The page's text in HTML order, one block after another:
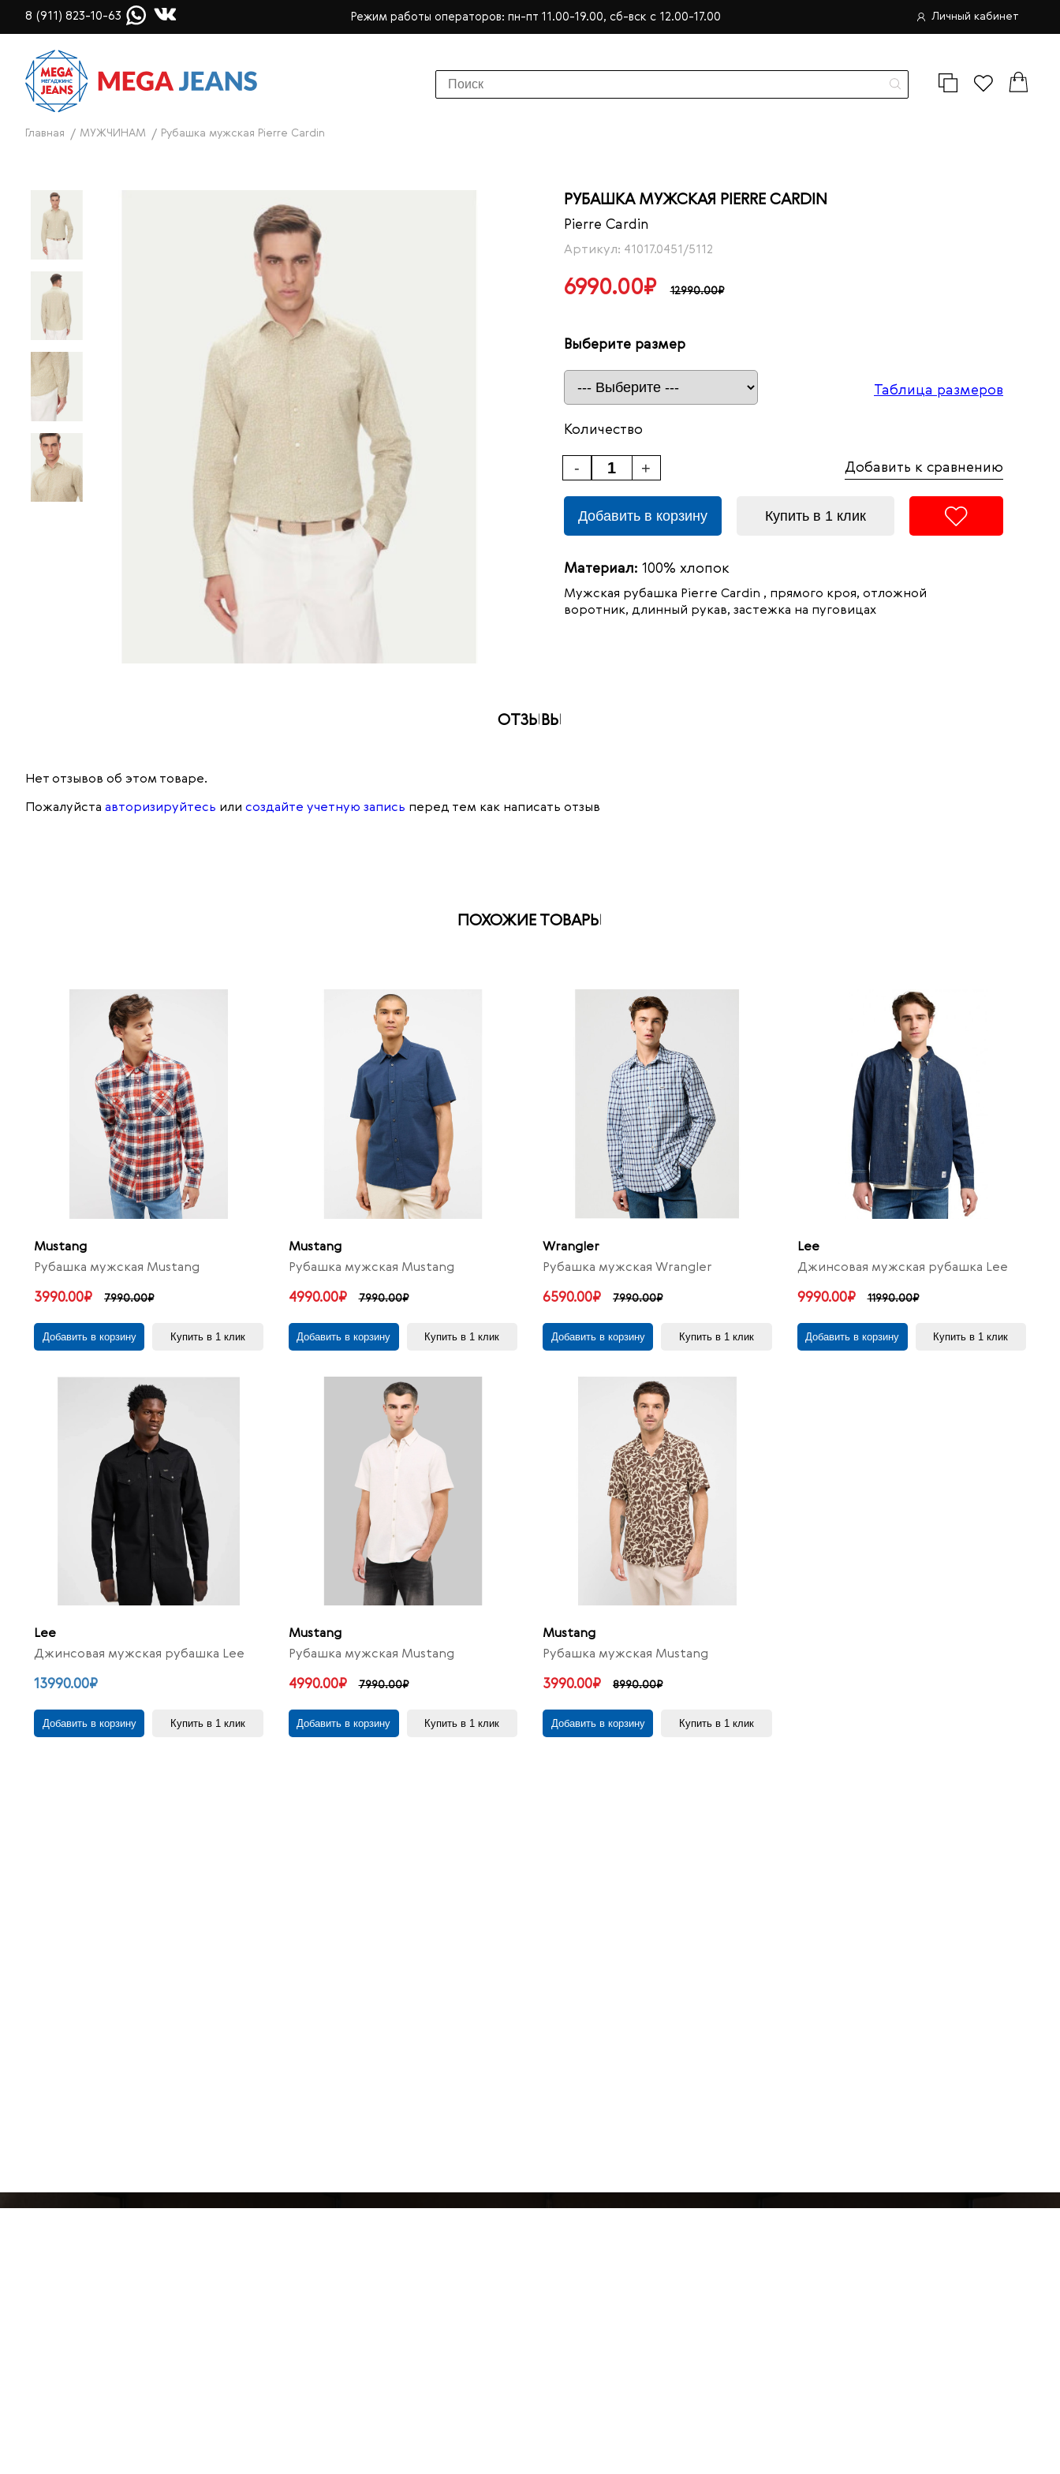
8 (911) 823-10-63 Режим работы операторов: пн-пт 11.00-19.00, сб-вск с 12.00-17.00 Личный кабинет
Главная МУЖЧИНАМ Рубашка мужская Pierre Cardin
РУБАШКА МУЖСКАЯ PIERRE CARDIN
Pierre Cardin
Артикул: 41017.0451/5112
6990.00₽ 12990.00₽
Выберите размер
Таблица размеров
Количество
+
- Добавить к сравнению
Добавить в корзину Купить в 1 клик
Материал: 100% хлопок
Мужская рубашка Pierre Cardin , прямого кроя, отложной
воротник, длинный рукав, застежка на пуговицах
ОТЗЫВЫ
Нет отзывов об этом товаре.
Пожалуйста авторизируйтесь или создайте учетную запись перед тем как написать отзыв
ПОХОЖИЕ ТОВАРЫ
Mustang
Рубашка мужская Mustang
3990.00₽ 7990.00₽
Добавить в корзину Купить в 1 клик
Mustang
Рубашка мужская Mustang
4990.00₽ 7990.00₽
Добавить в корзину Купить в 1 клик
Wrangler
Рубашка мужская Wrangler
6590.00₽ 7990.00₽
Добавить в корзину Купить в 1 клик
Lee
Джинсовая мужская рубашка Lee
9990.00₽ 11990.00₽
Добавить в корзину Купить в 1 клик
Lee
Джинсовая мужская рубашка Lee
13990.00₽
Добавить в корзину Купить в 1 клик
Mustang
Рубашка мужская Mustang
4990.00₽ 7990.00₽
Добавить в корзину Купить в 1 клик
Mustang
Рубашка мужская Mustang
3990.00₽ 8990.00₽
Добавить в корзину Купить в 1 клик